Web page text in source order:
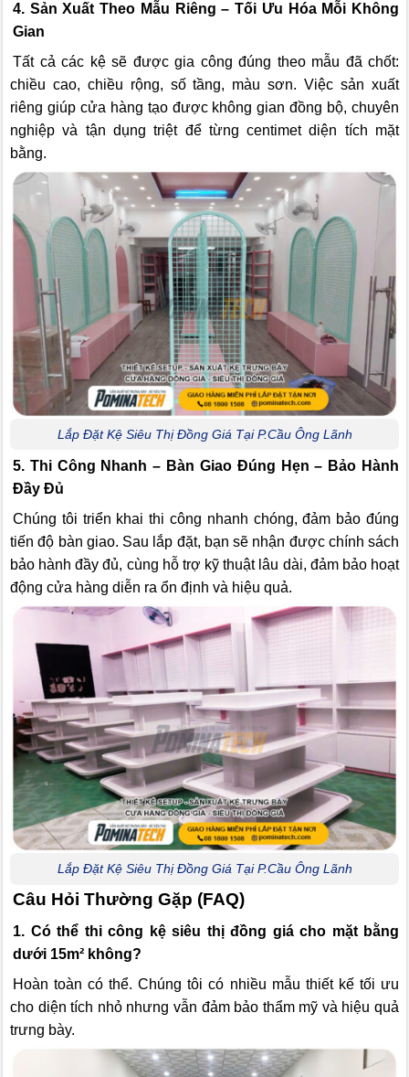
4. Sản Xuất Theo Mẫu Riêng – Tối Ưu Hóa Mỗi Không
Gian
Tất cả các kệ sẽ được gia công đúng theo mẫu đã chốt:
chiều cao, chiều rộng, số tầng, màu sơn. Việc sản xuất
riêng giúp cửa hàng tạo được không gian đồng bộ, chuyên
nghiệp và tận dụng triệt để từng centimet diện tích mặt
bằng.
Lắp Đặt Kệ Siêu Thị Đồng Giá Tại P.Cầu Ông Lãnh
5. Thi Công Nhanh – Bàn Giao Đúng Hẹn – Bảo Hành
Đầy Đủ
Chúng tôi triển khai thi công nhanh chóng, đảm bảo đúng
tiến độ bàn giao. Sau lắp đặt, bạn sẽ nhận được chính sách
bảo hành đầy đủ, cùng hỗ trợ kỹ thuật lâu dài, đảm bảo hoạt
động cửa hàng diễn ra ổn định và hiệu quả.
Lắp Đặt Kệ Siêu Thị Đồng Giá Tại P.Cầu Ông Lãnh
Câu Hỏi Thường Gặp (FAQ)
1. Có thể thi công kệ siêu thị đồng giá cho mặt bằng
dưới 15m² không?
Hoàn toàn có thể. Chúng tôi có nhiều mẫu thiết kế tối ưu
cho diện tích nhỏ nhưng vẫn đảm bảo thẩm mỹ và hiệu quả
trưng bày.